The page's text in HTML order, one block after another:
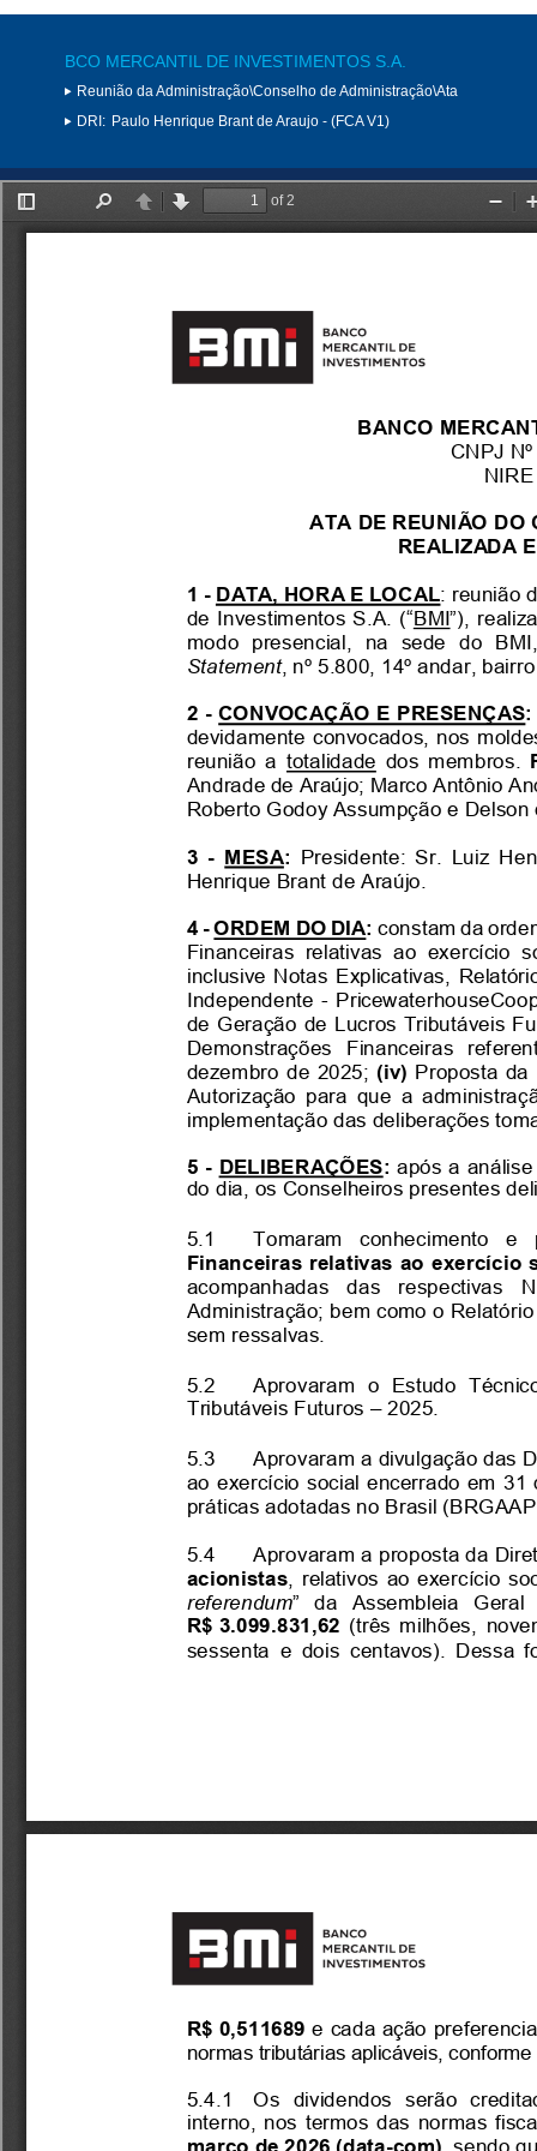
BCO MERCANTIL DE INVESTIMENTOS S.A.
Reunião da Administração\Conselho de Administração\Ata
DRI: Paulo Henrique Brant de Araujo - (FCA V1)